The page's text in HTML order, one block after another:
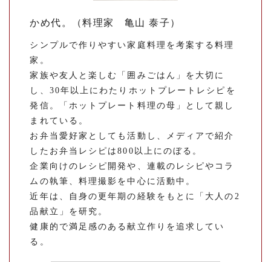
かめ代。（料理家 亀山 泰子）
シンプルで作りやすい家庭料理を考案する料理
家。
家族や友人と楽しむ「囲みごはん」を大切に
し、30年以上にわたりホットプレートレシピを
発信。「ホットプレート料理の母」として親し
まれている。
お弁当愛好家としても活動し、メディアで紹介
したお弁当レシピは800以上にのぼる。
企業向けのレシピ開発や、連載のレシピやコラ
ムの執筆、料理撮影を中心に活動中。
近年は、自身の更年期の経験をもとに「大人の2
品献立」を研究。
健康的で満足感のある献立作りを追求してい
る。